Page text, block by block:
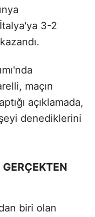
3-2
maçın
açıklamada,
denediklerini
biri olan